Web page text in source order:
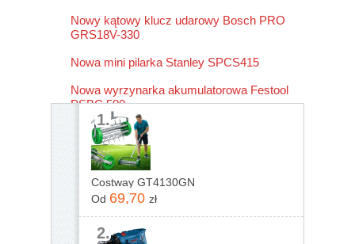
1.
Costway GT4130GN
Od 69,70 zł
2.
Nowy kątowy klucz udarowy Bosch PRO
GRS18V-330
Nowa mini pilarka Stanley SPCS415
Nowa wyrzynarka akumulatorowa Festool
PSBC 500